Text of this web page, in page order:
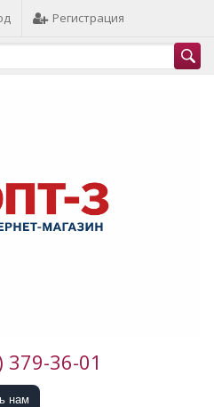
Регистрация
379-36-01
нам